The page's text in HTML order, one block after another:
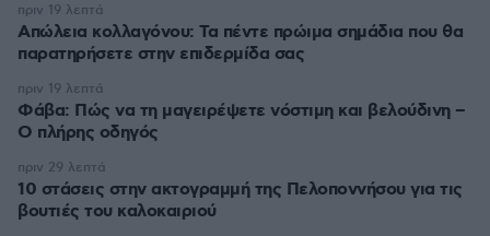
Απώλεια κολλαγόνου: Τα πέντε πρώιμα σημάδια που θα
παρατηρήσετε στην επιδερμίδα σας
πριν 19 λεπτά
Φάβα: Πώς να τη μαγειρέψετε νόστιμη και βελούδινη –
Ο πλήρης οδηγός
πριν 19 λεπτά
10 στάσεις στην ακτογραμμή της Πελοποννήσου για τις
βουτιές του καλοκαιριού
πριν 29 λεπτά